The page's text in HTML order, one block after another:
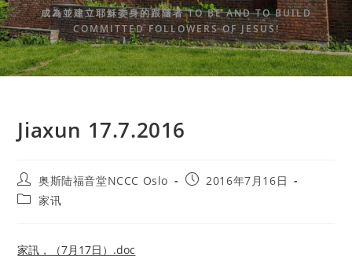
成為並建立耶穌委身的跟隨者 TO BE AND TO BUILD
COMMITTED FOLLOWERS OF JESUS!
Jiaxun 17.7.2016
Post
author:
奥斯陆福音堂NCCC Oslo
Post2016年7月16日
Post家讯
家訊，（7月17日）.doc